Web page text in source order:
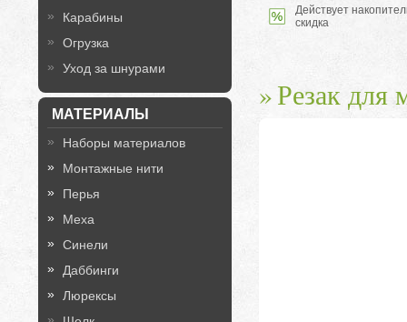
Карабины
Огрузка
Уход за шнурами
МАТЕРИАЛЫ
Наборы материалов
Монтажные нити
Перья
Меха
Синели
Даббинги
Люрексы
Действует
скидка
Резак для